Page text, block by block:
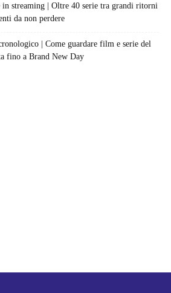
in streaming | Oltre 40 serie tra grandi ritorni
da non perdere
| Come guardare film e serie del
fino a Brand New Day